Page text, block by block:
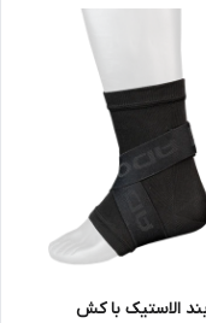
الاستیک با کش